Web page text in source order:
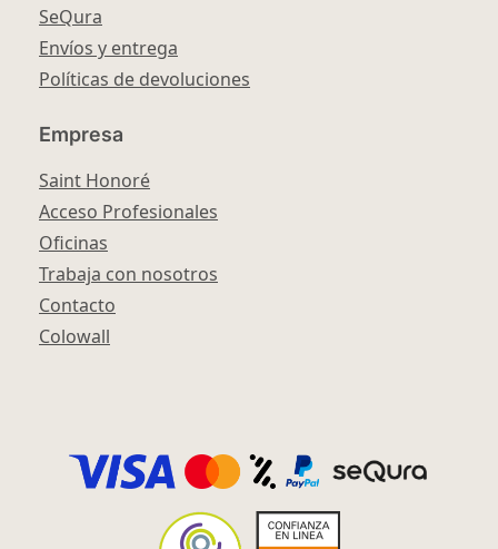
SeQura
Envíos y entrega
Políticas de devoluciones
Empresa
Saint Honoré
Acceso Profesionales
Oficinas
Trabaja con nosotros
Contacto
Colowall